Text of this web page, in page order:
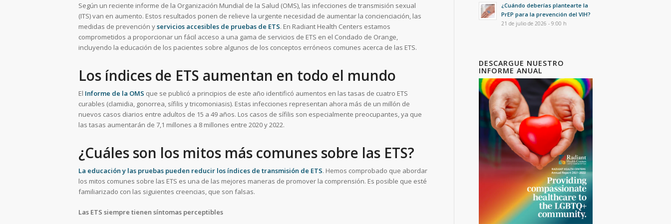
Según un reciente informe de la Organización Mundial de la Salud (OMS), las infecciones de transmisión sexual
(ITS) van en aumento. Estos resultados ponen de relieve la urgente necesidad de aumentar la concienciación, las
medidas de prevención yservicios accesibles de pruebas de ETS. En Radiant Health Centers estamos
comprometidos a proporcionar un fácil acceso a una gama de servicios de ETS en el Condado de Orange,
incluyendo la educación de los pacientes sobre algunos de los conceptos erróneos comunes acerca de las ETS.
Los índices de ETS aumentan en todo el mundo
El Informe de la OMS que se publicó a principios de este año identificó aumentos en las tasas de cuatro ETS
curables (clamidia, gonorrea, sífilis y tricomoniasis). Estas infecciones representan ahora más de un millón de
nuevos casos diarios entre adultos de 15 a 49 años. Los casos de sífilis son especialmente preocupantes, ya que
las tasas aumentarán de 7,1 millones a 8 millones entre 2020 y 2022.
¿Cuáles son los mitos más comunes sobre las ETS?
La educación y las pruebas pueden reducir los índices de transmisión de ETS. Hemos comprobado que abordar
los mitos comunes sobre las ETS es una de las mejores maneras de promover la comprensión. Es posible que esté
familiarizado con las siguientes creencias, que son falsas.
Las ETS siempre tienen síntomas perceptibles
¿Cuándo deberías plantearte la
PrEP para la prevención del VIH?
21 de julio de 2026 - 9:00 h
DESCARGUE NUESTRO
INFORME ANUAL